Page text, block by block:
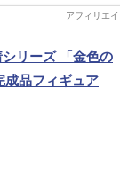
リーズ 「金色の
成品フィギュア